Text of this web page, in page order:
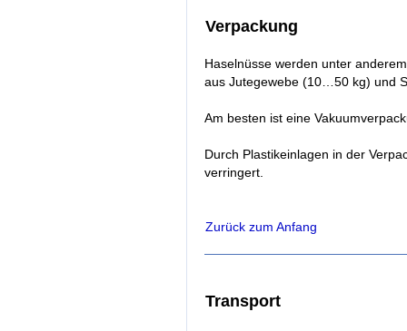
Verpackung
Haselnüsse werden unter
aus Jutegewebe (10…50 kg) und
Am besten ist eine
Durch Plastikeinlagen in der
verringert.
Zurück zum Anfang
Transport